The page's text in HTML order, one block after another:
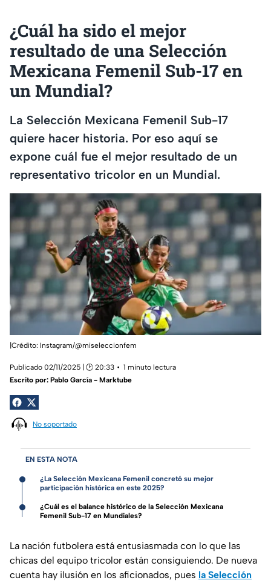
¿Cuál ha sido el mejor
resultado de una Selección
Mexicana Femenil Sub-17 en
un Mundial?
La Selección Mexicana Femenil Sub-17
quiere hacer historia. Por eso aquí se
expone cuál fue el mejor resultado de un
representativo tricolor en un Mundial.
|Crédito: Instagram/@miseleccionfem
Publicado 02/11/2025 | 🕑 20:33
1 minuto lectura
Escrito por: Pablo García - Marktube
No soportado
EN ESTA NOTA
¿La Selección Mexicana Femenil concretó su mejor
participación histórica en este 2025?
¿Cuál es el balance histórico de la Selección Mexicana
Femenil Sub-17 en Mundiales?
La nación futbolera está entusiasmada con lo que las
chicas del equipo tricolor están consiguiendo. De nueva
cuenta hay ilusión en los aficionados, pues la Selección